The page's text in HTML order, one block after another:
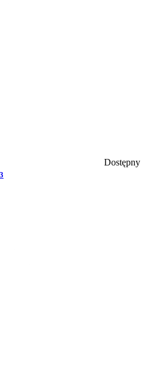
Dostępny